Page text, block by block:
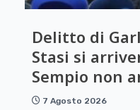
Delitto di
Stasi si
Sempio non
7 Agosto 2026